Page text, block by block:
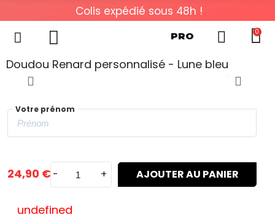
Colis expédié sous 48h !
PRO 0
Doudou Renard personnalisé - Lune bleu
Votre prénom
24,90 € - + AJOUTER AU PANIER
undefined